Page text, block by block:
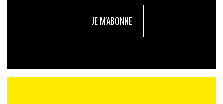
JE M'ABONNE